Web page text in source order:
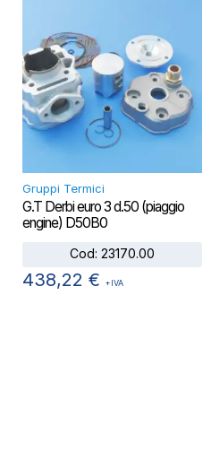
Gruppi Termici
G.T Derbi euro 3 d.50 (piaggio
engine) D50B0
Cod: 23170.00
438,22 € +IVA